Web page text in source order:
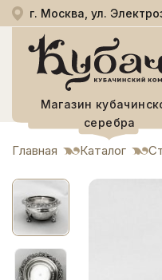
г. Москва, ул.
Магазин
серебра
Главная Каталог